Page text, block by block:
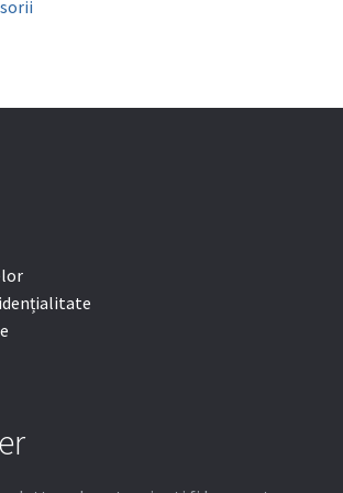
Soft EVA
aparat mobil